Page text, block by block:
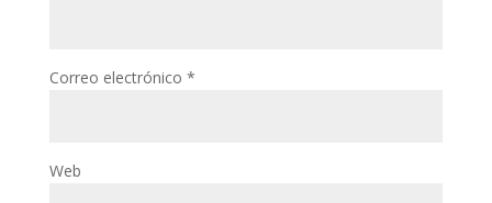
Correo electrónico *
Web